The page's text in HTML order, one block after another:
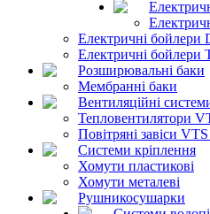
Електричні бойлери
Електричні бойлери
Розширювальні баки
Мембранні баки
Вентиляційні
Тепловентилятори
Повітряні завіси
Системи кріплення
Хомути пластикові
Хомути металеві
Рушникосушарки